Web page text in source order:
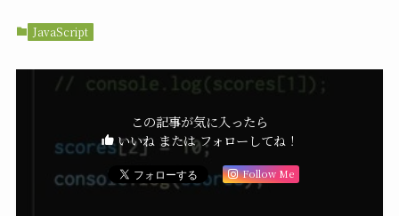
JavaScript
この記事が気に入ったら
いいね または フォローしてね！
Follow Me